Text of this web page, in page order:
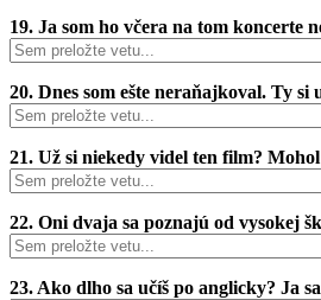
19. Ja som ho včera na tom koncerte
20. Dnes som ešte neraňajkoval. Ty si
21. Už si niekedy videl ten film?
22. Oni dvaja sa poznajú od vysokej
23. Ako dlho sa učíš po anglicky? Ja